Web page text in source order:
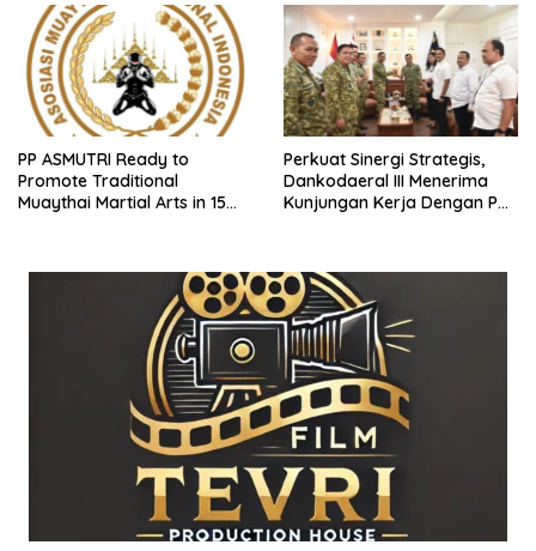
PP ASMUTRI Ready to
Promote Traditional
Muaythai Martial Arts in 15
Perkuat Sinergi Strategis,
Dankodaeral III Menerima
Kunjungan Kerja Dengan PT